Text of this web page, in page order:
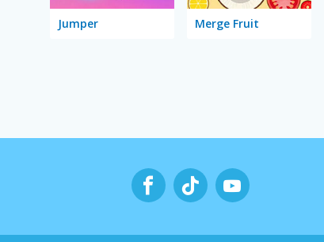
Jumper Merge Fruit